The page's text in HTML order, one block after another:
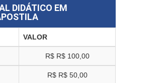
DIDÁTICO EM
VALOR
R$ R$ 100,00
R$ R$ 50,00